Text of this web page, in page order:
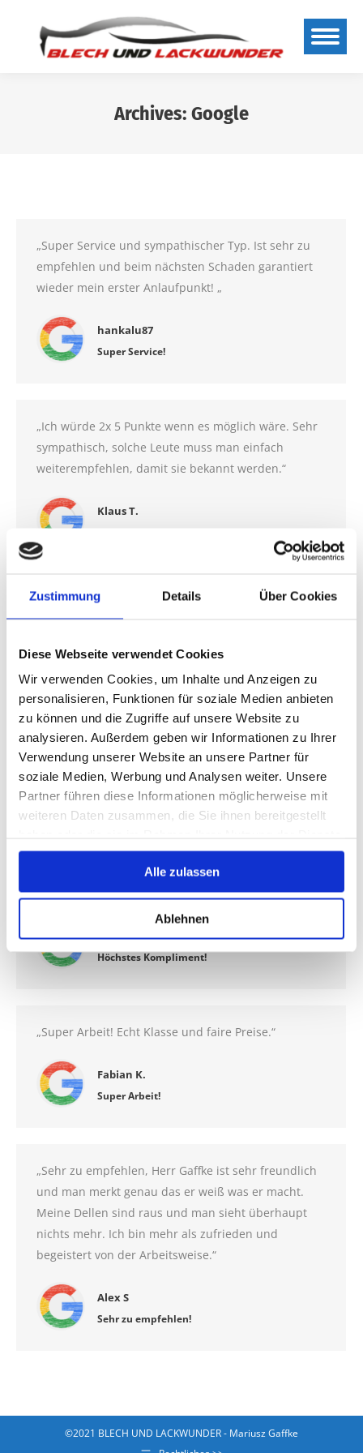
Zustimmung Details Über Cookies
Diese Webseite verwendet Cookies
Wir verwenden Cookies, um Inhalte und Anzeigen zu
personalisieren, Funktionen für soziale Medien anbieten
zu können und die Zugriffe auf unsere Website zu
analysieren. Außerdem geben wir Informationen zu Ihrer
Verwendung unserer Website an unsere Partner für
soziale Medien, Werbung und Analysen weiter. Unsere
Partner führen diese Informationen möglicherweise mit
weiteren Daten zusammen, die Sie ihnen bereitgestellt
gesammelt haben.
Alle zulassen
Ablehnen
Archives: Google
„Super Service und sympathischer Typ. Ist sehr zu
empfehlen und beim nächsten Schaden garantiert
wieder mein erster Anlaufpunkt! „
hankalu87
Super Service!
„Ich würde 2x 5 Punkte wenn es möglich wäre. Sehr
sympathisch, solche Leute muss man einfach
weiterempfehlen, damit sie bekannt werden.“
Klaus T.
„Danke nochmal für die gute Arbeit. Es war schon
Hut ab. Top Leistung, fachgerecht ausgeführt. Unser
guten Eindruck. Auch der Preis war voll in Ordnung.
Kann ich nur weiterempfehlen. Mache ich auch.
Nochmals Danke.“
Michael S.
Gute Arbeit!
„Kaum zu glauben- alles Weg. Höchstes
Kompliment!“
Armin O.
Höchstes Kompliment!
„Super Arbeit! Echt Klasse und faire Preise.“
Fabian K.
Super Arbeit!
„Sehr zu empfehlen, Herr Gaffke ist sehr freundlich
und man merkt genau das er weiß was er macht.
Meine Dellen sind raus und man sieht überhaupt
nichts mehr. Ich bin mehr als zufrieden und
begeistert von der Arbeitsweise.“
Alex S
Sehr zu empfehlen!
©2021 BLECH UND LACKWUNDER - Mariusz Gaffke